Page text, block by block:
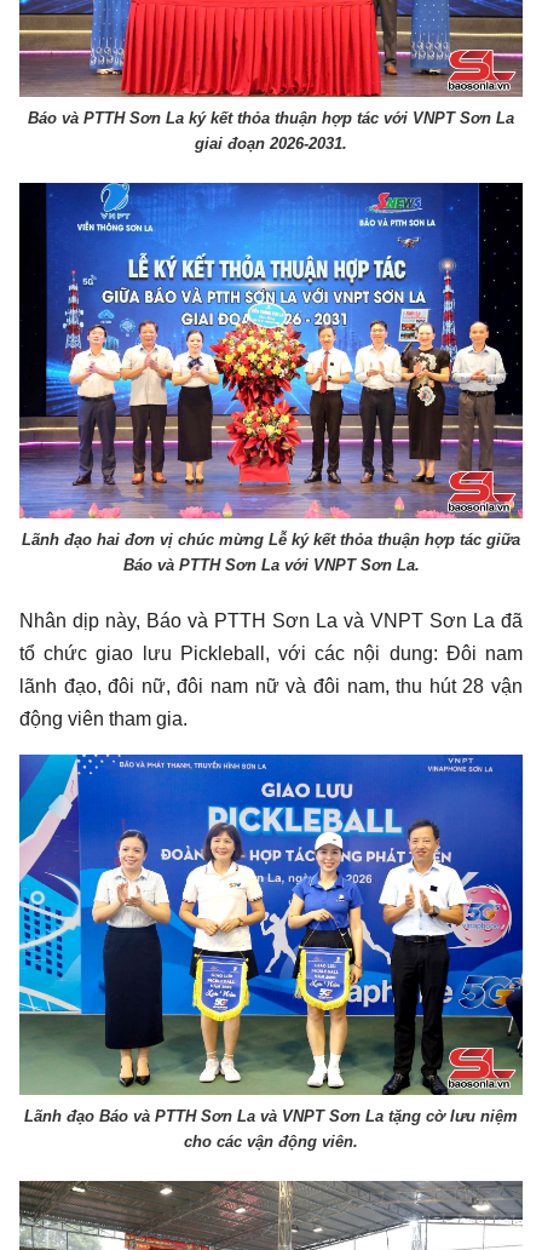
Báo và PTTH Sơn La ký kết thỏa thuận hợp tác với VNPT Sơn La
giai đoạn 2026-2031.
Lãnh đạo hai đơn vị chúc mừng Lễ ký kết thỏa thuận hợp tác giữa
Báo và PTTH Sơn La với VNPT Sơn La.
Nhân dịp này, Báo và PTTH Sơn La và VNPT Sơn La đã
tổ chức giao lưu Pickleball, với các nội dung: Đôi nam
lãnh đạo, đôi nữ, đôi nam nữ và đôi nam, thu hút 28 vận
động viên tham gia.
Lãnh đạo Báo và PTTH Sơn La và VNPT Sơn La tặng cờ lưu niệm
cho các vận động viên.